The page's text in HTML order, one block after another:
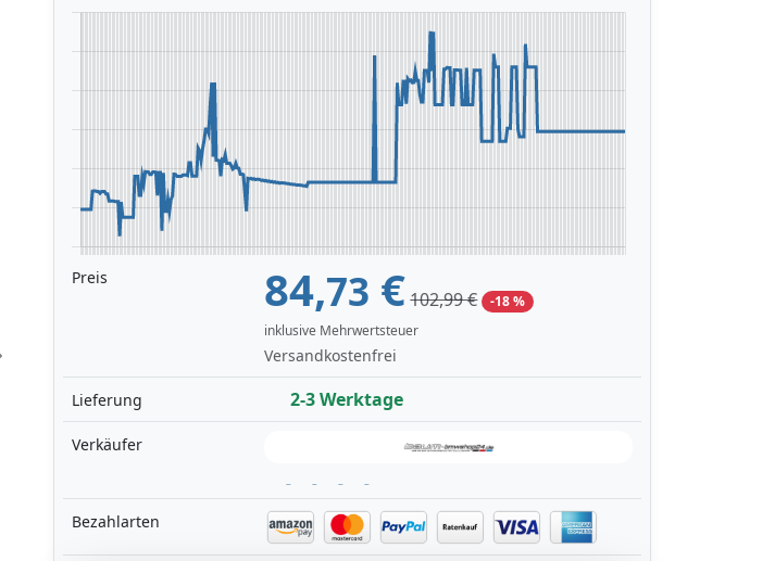
Preis 84,73 €102,99 €
-18 %
inklusive Mehrwertsteuer
Versandkostenfrei
Lieferung 2-3 Werktage
Verkäufer
Bezahlarten